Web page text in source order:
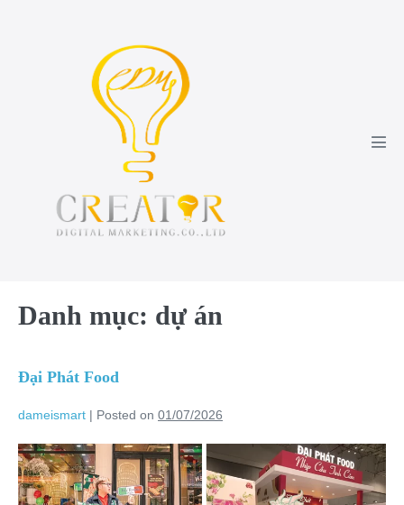
Danh mục: dự án
Đại Phát Food
dameismart | Posted on 01/07/2026